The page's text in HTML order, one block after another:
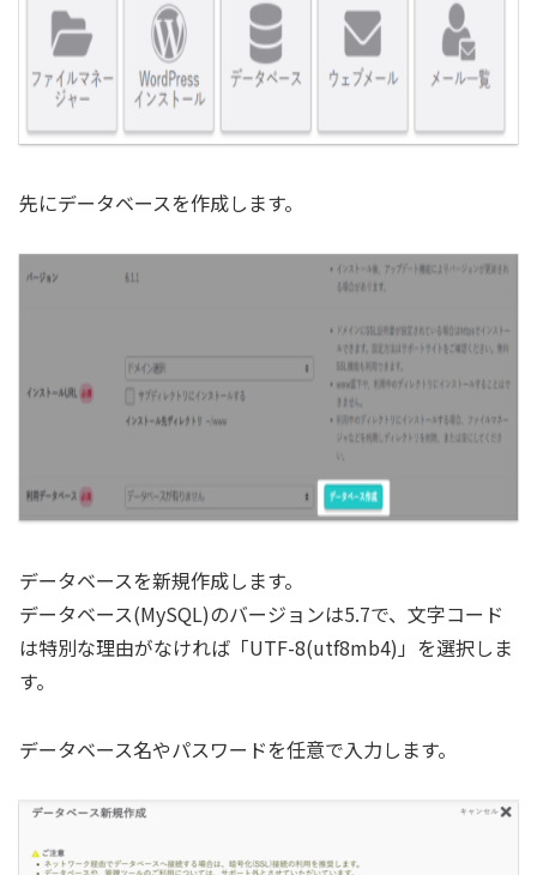
先にデータベースを作成します。
データベースを新規作成します。
データベース(MySQL)のバージョンは5.7で、文字コード
は特別な理由がなければ「UTF-8(utf8mb4)」を選択しま
す。
データベース名やパスワードを任意で入力します。